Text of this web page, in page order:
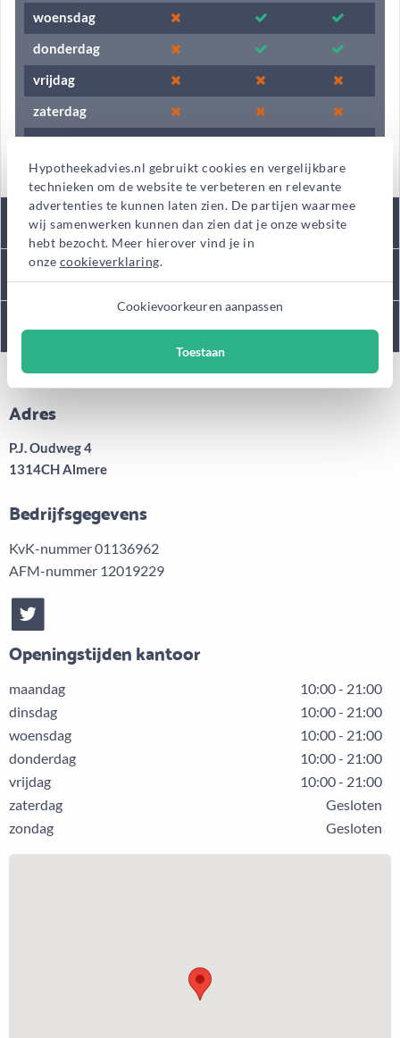
Hypotheekadvies.nl gebruikt cookies en vergelijkbare
technieken om de website te verbeteren en relevante
advertenties te kunnen laten zien. De partijen waarmee
wij samenwerken kunnen dan zien dat je onze website
hebt bezocht. Meer hierover vind je in
onze cookieverklaring.
Cookievoorkeuren aanpassen
Toestaan
woensdag
donderdag
vrijdag
zaterdag
zondag
Tarieven
Kantooromschrijving
Diensten
Adres
P.J. Oudweg 4
1314CH Almere
Bedrijfsgegevens
KvK-nummer 01136962
AFM-nummer 12019229
Openingstijden kantoor
maandag
10:00 - 21:00
dinsdag
10:00 - 21:00
woensdag
10:00 - 21:00
donderdag
10:00 - 21:00
vrijdag
10:00 - 21:00
zaterdag
Gesloten
zondag
Gesloten